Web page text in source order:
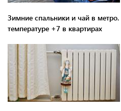
Зимние спальники и чай в
температуре +7 в квартирах